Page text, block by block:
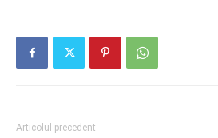
Articolul precedent